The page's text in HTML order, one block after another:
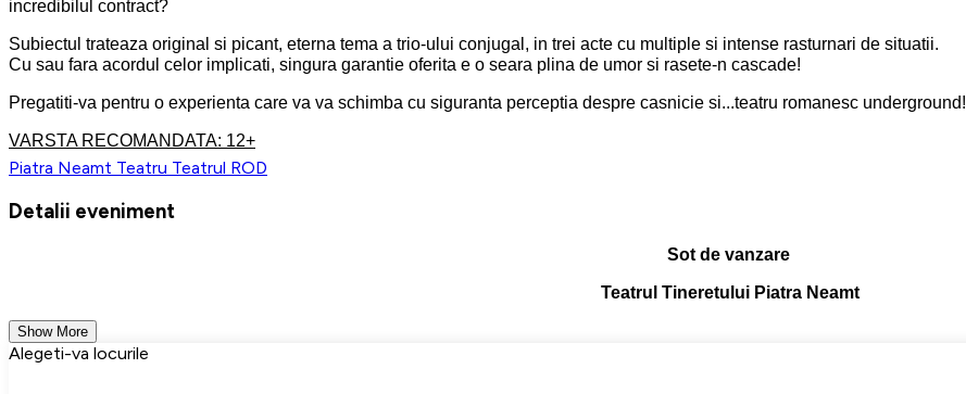
incredibilul contract?
Subiectul trateaza original si picant, eterna tema a trio-ului conjugal, in trei acte cu multiple si intense rasturnari de situatii.
Cu sau fara acordul celor implicati, singura garantie oferita e o seara plina de umor si rasete-n cascade!
Pregatiti-va pentru o experienta care va va schimba cu siguranta perceptia despre casnicie si...teatru romanesc underground!
VARSTA RECOMANDATA: 12+
Piatra Neamt Teatru Teatrul ROD
Detalii eveniment
Sot de vanzare
Teatrul Tineretului Piatra Neamt
Show More
Alegeti-va locurile